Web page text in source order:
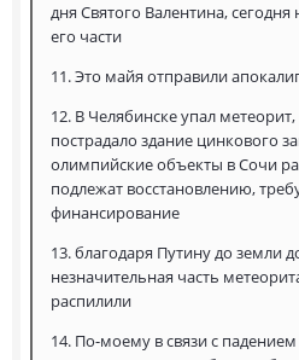
дня Святого Валентина,
его части
11. Это майя отправили
12. В Челябинске упал метеорит,
пострадало здание цинкового
олимпийские объекты в Сочи
подлежат восстановлению,
финансирование
13. благодаря Путину до земли
незначительная часть
распилили
14. По-моему в связи с